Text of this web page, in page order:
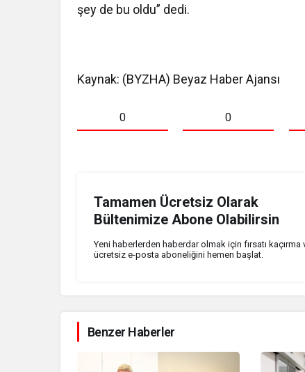
şey de bu oldu” dedi.
Kaynak: (BYZHA) Beyaz Haber Ajansı
0 0
Tamamen Ücretsiz Olarak
Bültenimize Abone Olabilirsin
Yeni haberlerden haberdar olmak için fırsatı kaçırma
ücretsiz e-posta aboneliğini hemen başlat.
Benzer Haberler